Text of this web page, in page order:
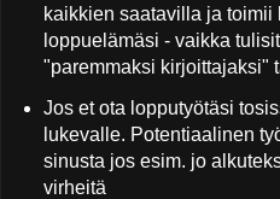
kaikkien saatavilla ja toimii
loppuelämäsi - vaikka
"paremmaksi kirjoittajaksi"
Jos et ota lopputyötäsi
lukevalle. Potentiaalinen
sinusta jos esim. jo
virheitä